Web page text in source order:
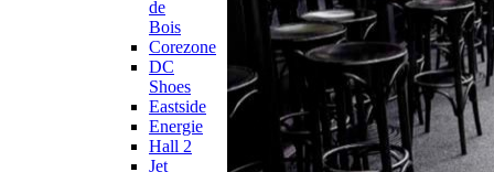
de
Bois
Corezone
DC
Shoes
Eastside
Energie
Hall 2
Jet